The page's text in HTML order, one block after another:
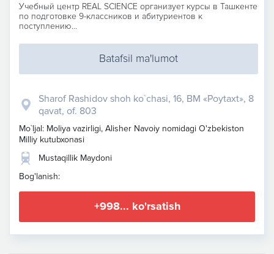
Учебный центр REAL SCIENCE организует курсы в Ташкенте
по подготовке 9-классников и абитуриентов к
поступлению...
Batafsil ma'lumot
Sharof Rashidov shoh ko`chasi, 16, BM «Poytaxt», 8
qavat, of. 803
Mo`ljal: Moliya vazirligi, Alisher Navoiy nomidagi O'zbekiston
Milliy kutubxonasi
Mustaqillik Maydoni
Bog'lanish:
+998... ko'rsatish